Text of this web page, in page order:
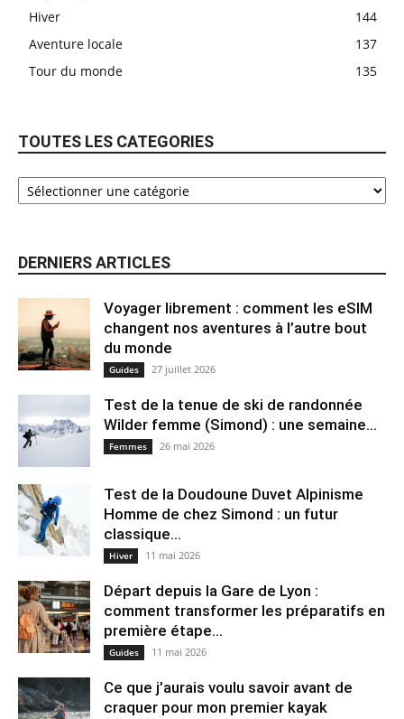
Hiver
144
Aventure locale
137
Tour du monde
135
TOUTES LES CATEGORIES
DERNIERS ARTICLES
Voyager librement : comment les eSIM
changent nos aventures à l’autre bout
du monde
Guides 27 juillet 2026
Test de la tenue de ski de randonnée
Wilder femme (Simond) : une semaine...
Femmes 26 mai 2026
Test de la Doudoune Duvet Alpinisme
Homme de chez Simond : un futur
classique...
Hiver 11 mai 2026
Départ depuis la Gare de Lyon :
comment transformer les préparatifs en
pre⁠mière étape...
Guides 11 mai 2026
Ce que j’aurais voulu savoir avant de
craquer pour mon premier kayak